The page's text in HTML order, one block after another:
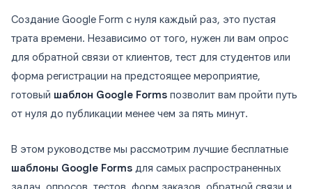
Создание Google Form с нуля каждый раз, это пустая
трата времени. Независимо от того, нужен ли вам опрос
для обратной связи от клиентов, тест для студентов или
форма регистрации на предстоящее мероприятие,
готовый шаблон Google Forms позволит вам пройти путь
от нуля до публикации менее чем за пять минут.
В этом руководстве мы рассмотрим лучшие бесплатные
шаблоны Google Forms для самых распространенных